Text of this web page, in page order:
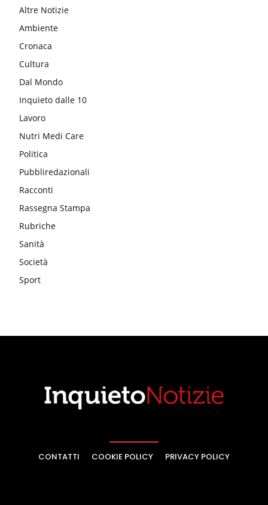
Altre Notizie
Ambiente
Cronaca
Cultura
Dal Mondo
Inquieto dalle 10
Lavoro
Nutri Medi Care
Politica
Pubbliredazionali
Racconti
Rassegna Stampa
Rubriche
Sanità
Società
Sport
CONTATTI COOKIE POLICY PRIVACY POLICY